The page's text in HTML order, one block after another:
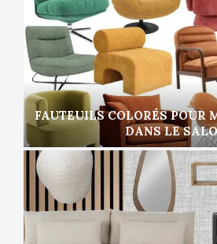
FAUTEUILS COLORÉS POUR
DANS LE